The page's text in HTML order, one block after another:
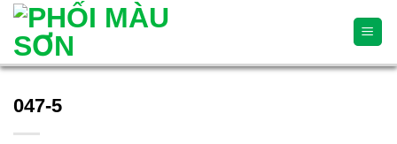
Skip
content
047-5